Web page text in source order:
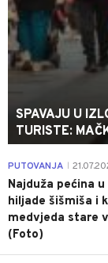
SPAVAJU U
TURISTE:
PUTOVANJA
Najduža pećina
hiljade šišmiša i
medvjeda stare
(Foto)